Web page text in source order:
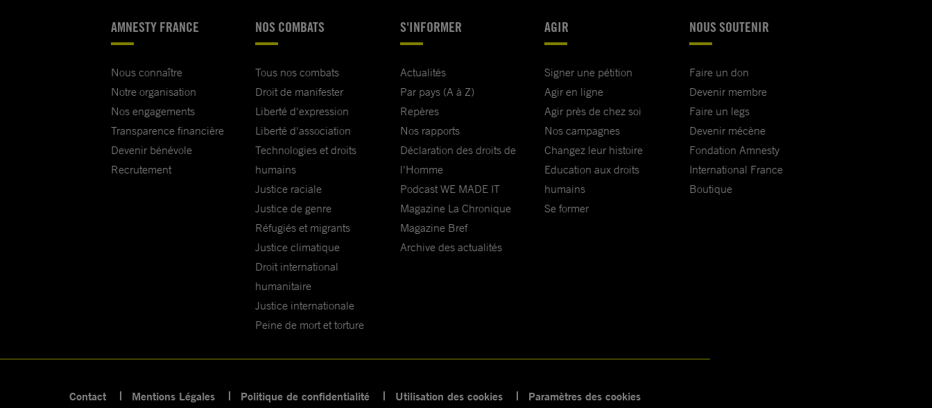
AMNESTY FRANCE
Nous connaître
Notre organisation
Nos engagements
Transparence financière
Devenir bénévole
Recrutement
NOS COMBATS
Tous nos combats
Droit de manifester
Liberté d'expression
Liberté d'association
Technologies et droits
humains
Justice raciale
Justice de genre
Réfugiés et migrants
Justice climatique
Droit international
humanitaire
Justice internationale
Peine de mort et torture
S'INFORMER
Actualités
Par pays (A à Z)
Repères
Nos rapports
Déclaration des droits de
l'Homme
Podcast WE MADE IT
Magazine La Chronique
Magazine Bref
Archive des actualités
AGIR
Signer une pétition
Agir en ligne
Agir près de chez soi
Nos campagnes
Changez leur histoire
Education aux droits
humains
Se former
NOUS SOUTENIR
Faire un don
Devenir membre
Faire un legs
Devenir mécène
Fondation Amnesty
International France
Boutique
Contact Mentions Légales Politique de confidentialité Utilisation des cookies Paramètres des cookies